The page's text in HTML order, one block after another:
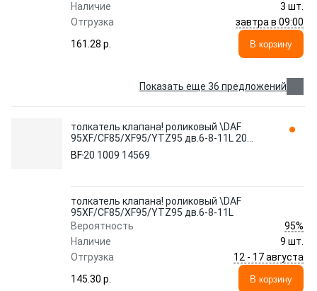
Наличие
3 шт.
Отгрузка
завтра в 09:00
161.28 p.
В корзину
Показать еще 36 предложений
толкатель клапана! роликовый \DAF
95XF/CF85/XF95/YTZ95 дв.6-8-11L 20
1009 14569 BF
BF20 1009 14569
толкатель клапана! роликовый \DAF
95XF/CF85/XF95/YTZ95 дв.6-8-11L
Вероятность
95%
Наличие
9 шт.
Отгрузка
12 - 17 августа
145.30 p.
В корзину